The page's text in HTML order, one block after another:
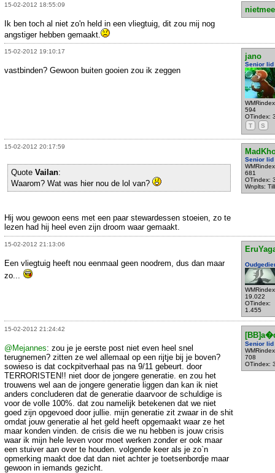
15-02-2012 18:55:09
Ik ben toch al niet zo'n held in een vliegtuig, dit zou mij nog
angstiger hebben gemaakt.
15-02-2012 19:10:17
jano
Senior lid
594
OTindex:
T
S
vastbinden? Gewoon buiten gooien zou ik zeggen
15-02-2012 20:17:59
Senior lid
681
OTindex:
Wnplts:
Quote Vailan:
Waarom? Wat was hier nou de lol van?
Hij wou gewoon eens met een paar stewardessen stoeien, zo te
lezen had hij heel even zijn droom waar gemaakt.
15-02-2012 21:13:06
19.022
OTindex:
1.455
Een vliegtuig heeft nou eenmaal geen noodrem, dus dan maar
zo...
15-02-2012 21:24:42
Senior lid
708
OTindex:
@Mejannes: zou je je eerste post niet even heel snel
terugnemen? zitten ze wel allemaal op een rijtje bij je boven?
sowieso is dat cockpitverhaal pas na 9/11 gebeurt. door
TERRORISTEN!! niet door de jongere generatie. en zou het
trouwens wel aan de jongere generatie liggen dan kan ik niet
anders concluderen dat de generatie daarvoor de schuldige is
voor de volle 100%. dat zou namelijk betekenen dat we niet
goed zijn opgevoed door jullie. mijn generatie zit zwaar in de shit
omdat jouw generatie al het geld heeft opgemaakt waar ze het
maar konden vinden. de crisis die we nu hebben is jouw crisis
waar ik mijn hele leven voor moet werken zonder er ook maar
een stuiver aan over te houden. volgende keer als je zo`n
opmerking maakt doe dat dan niet achter je toetsenbordje maar
gewoon in iemands gezicht.